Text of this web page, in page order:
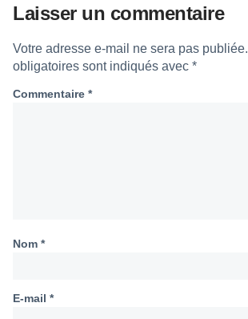
Laisser un commentaire
Votre adresse e-mail ne sera pas publiée.
obligatoires sont indiqués avec *
Commentaire *
Nom *
E-mail *